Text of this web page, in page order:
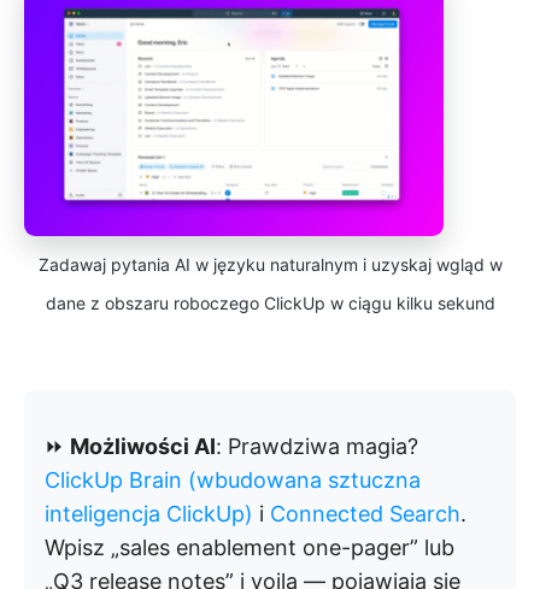
Zadawaj pytania AI w języku naturalnym i uzyskaj wgląd w
dane z obszaru roboczego ClickUp w ciągu kilku sekund
⏩ Możliwości AI: Prawdziwa magia?
ClickUp Brain (wbudowana sztuczna
inteligencja ClickUp) i Connected Search.
Wpisz „sales enablement one-pager” lub
„Q3 release notes” i voila — pojawiają się